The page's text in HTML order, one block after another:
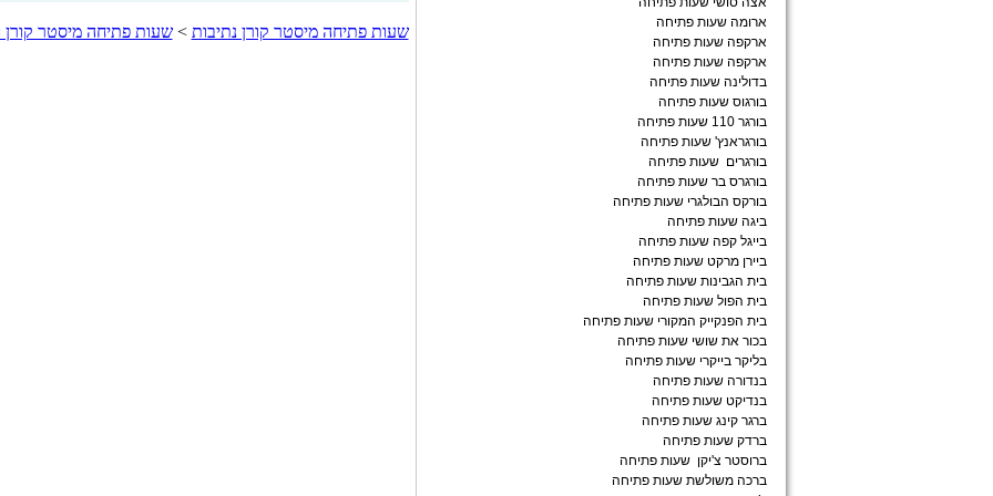
שעות פתיחה מיסטר קורן נתיבות >שעות פתיחה מיסטר קורן
ארומה שעות פתיחה
ארקפה שעות פתיחה
ארקפה שעות פתיחה
בדולינה שעות פתיחה
בורגוס שעות פתיחה
בורגר 110 שעות פתיחה
בורגראנץ' שעות פתיחה
בורגרים שעות פתיחה
בורגרס בר שעות פתיחה
בורקס הבולגרי שעות פתיחה
ביגה שעות פתיחה
בייגל קפה שעות פתיחה
ביירן מרקט שעות פתיחה
בית הגבינות שעות פתיחה
בית הפול שעות פתיחה
בית הפנקייק המקורי שעות פתיחה
בכור את שושי שעות פתיחה
בליקר בייקרי שעות פתיחה
בנדורה שעות פתיחה
בנדיקט שעות פתיחה
ברגר קינג שעות פתיחה
ברדק שעות פתיחה
ברוסטר צ'יקן שעות פתיחה
ברכה משולשת שעות פתיחה